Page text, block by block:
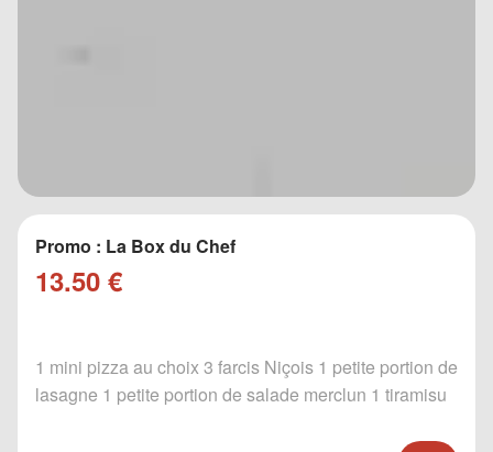
Promo : La Box du Chef
13.50 €
1 mini pizza au choix 3 farcis Niçois 1 petite portion de
lasagne 1 petite portion de salade merclun 1 tiramisu